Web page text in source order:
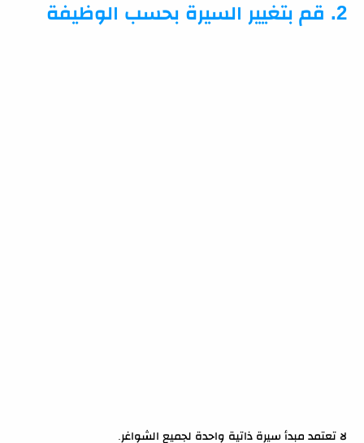
2. قم بتغيير السيرة بحسب الوظيفة
لا تعتمد مبدأ سيرة ذاتية واحدة لجميع الشواغر.